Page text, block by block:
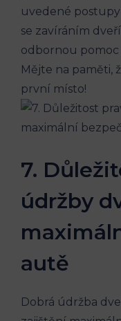
uvedené
se zavíráním
odbornou pomoc
Mějte na paměti,
první‌ místo!
7.
údržby
‍autě
Dobrá údržba